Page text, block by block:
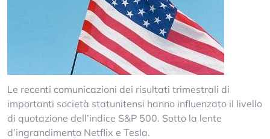
Le recenti comunicazioni dei risultati trimestrali di
importanti società statunitensi hanno influenzato il livello
di quotazione dell’indice S&P 500. Sotto la lente
d’ingrandimento Netflix e Tesla.